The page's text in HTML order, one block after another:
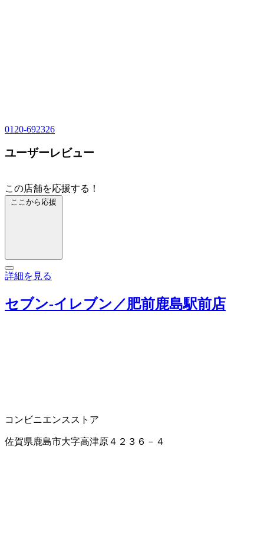
0120-692326
ユーザーレビュー
この店舗を応援する！
ここから応援
詳細を見る
セブン‐イレブン／肥前鹿島駅前店
コンビニエンスストア
佐賀県鹿島市大字高津原４２３６－４